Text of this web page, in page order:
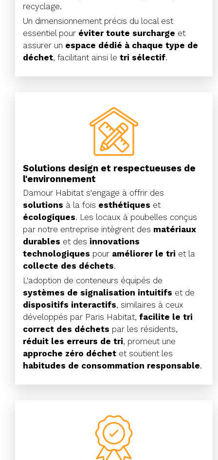
recyclage.
Un dimensionnement précis du local est
essentiel pour éviter toute surcharge et
assurer un espace dédié à chaque type de
déchet, facilitant ainsi le tri sélectif.
Solutions design et respectueuses de
l'environnement
Damour Habitat s'engage à offrir des
solutions à la fois esthétiques et
écologiques. Les locaux à poubelles conçus
par notre entreprise intègrent des matériaux
durables et des innovations
technologiques pour améliorer le tri et la
collecte des déchets.
L'adoption de conteneurs équipés de
systèmes de signalisation intuitifs et de
dispositifs interactifs, similaires à ceux
développés par Paris Habitat, facilite le tri
correct des déchets par les résidents,
réduit les erreurs de tri, promeut une
approche zéro déchet et soutient les
habitudes de consommation responsable.